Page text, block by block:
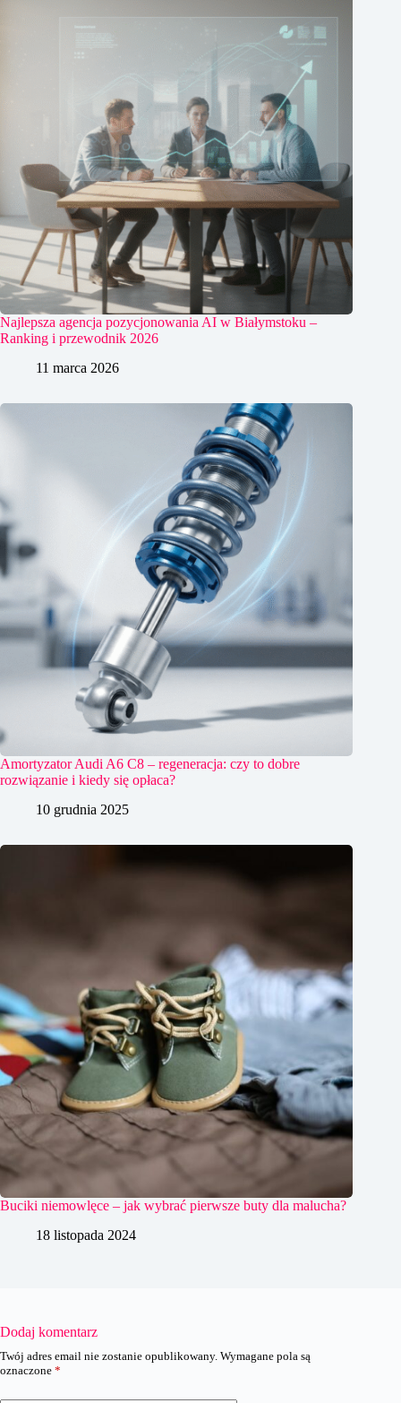
Najlepsza agencja pozycjonowania AI w Białymstoku –
Ranking i przewodnik 2026
11 marca 2026
Amortyzator Audi A6 C8 – regeneracja: czy to dobre
rozwiązanie i kiedy się opłaca?
10 grudnia 2025
Buciki niemowlęce – jak wybrać pierwsze buty dla malucha?
18 listopada 2024
Dodaj komentarz
Twój adres email nie zostanie opublikowany. Wymagane pola są
oznaczone *